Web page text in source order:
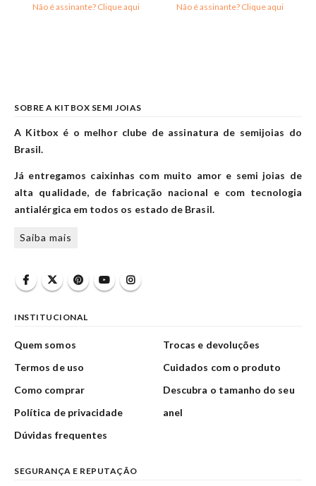
Não é assinante? Clique aqui Não é assinante? Clique aqui
SOBRE A KITBOX SEMI JOIAS
A Kitbox é o melhor clube de assinatura de semijoias do
Brasil.
Já entregamos caixinhas com muito amor e semi joias de
alta qualidade, de fabricação nacional e com tecnologia
antialérgica em todos os estado de Brasil.
Saiba mais
INSTITUCIONAL
Quem somos
Termos de uso
Como comprar
Política de privacidade
Dúvidas frequentes
Trocas e devoluções
Cuidados com o produto
Descubra o tamanho do seu
anel
SEGURANÇA E REPUTAÇÃO